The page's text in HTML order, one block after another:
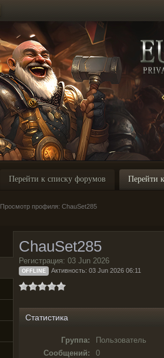
Перейти к списку форумов Перейти
Просмотр профиля: ChauSet285
ChauSet285
Регистрация: 03 Jun 2026
OFFLINE Активность: 03 Jun 2026 06:11
Статистика
Группа:
Пользователь
Сообщений:
0